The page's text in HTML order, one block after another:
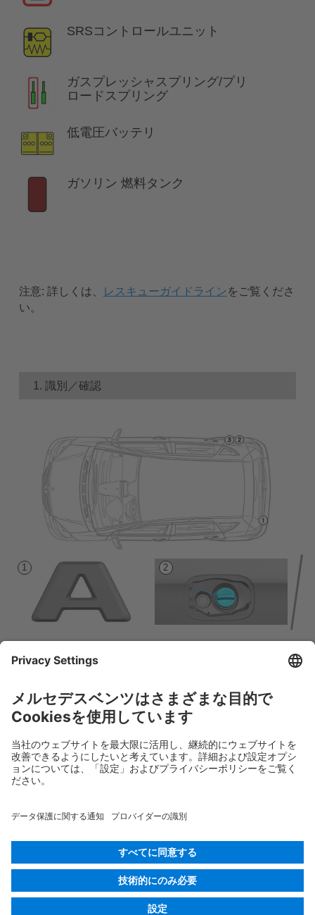
SRSコントロールユニット
ガスプレッシャスプリング/プリ
ロードスプリング
低電圧バッテリ
ガソリン 燃料タンク
注意: 詳しくは、 レスキューガイドラインをご覧くださ
い。
1. 識別／確認
169.1
© 2026Mercedes-Benz AG
プロバイダー識別
Cookieの設定
データ保護